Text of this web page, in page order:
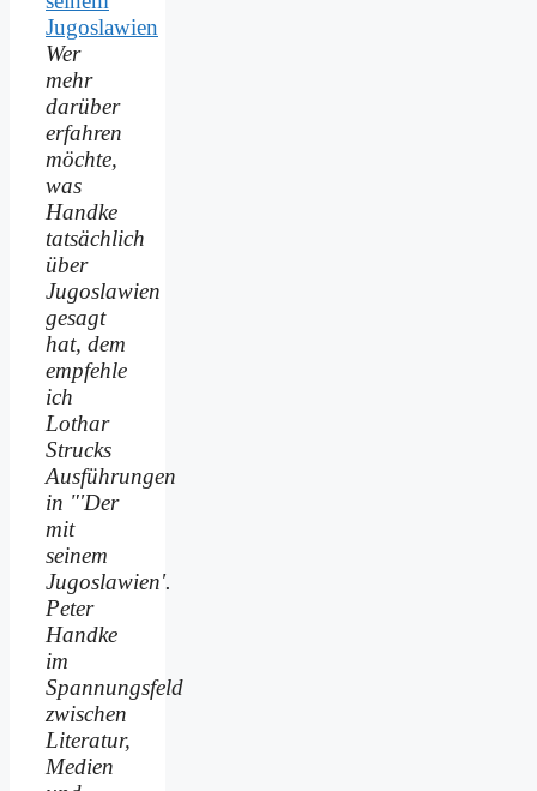
Wer
mehr
darüber
erfahren
möchte,
was
Handke
tatsächlich
über
Jugoslawien
gesagt
hat, dem
empfehle
ich
Lothar
Strucks
Ausführungen
in "'Der
mit
seinem
Jugoslawien'.
Peter
Handke
im
Spannungsfeld
zwischen
Literatur,
Medien